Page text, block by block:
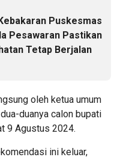
Puskesmas
Pesawaran Pastikan
Tetap Berjalan
oleh ketua umum
duanya calon bupati
9 Agustus 2024.
ini keluar,